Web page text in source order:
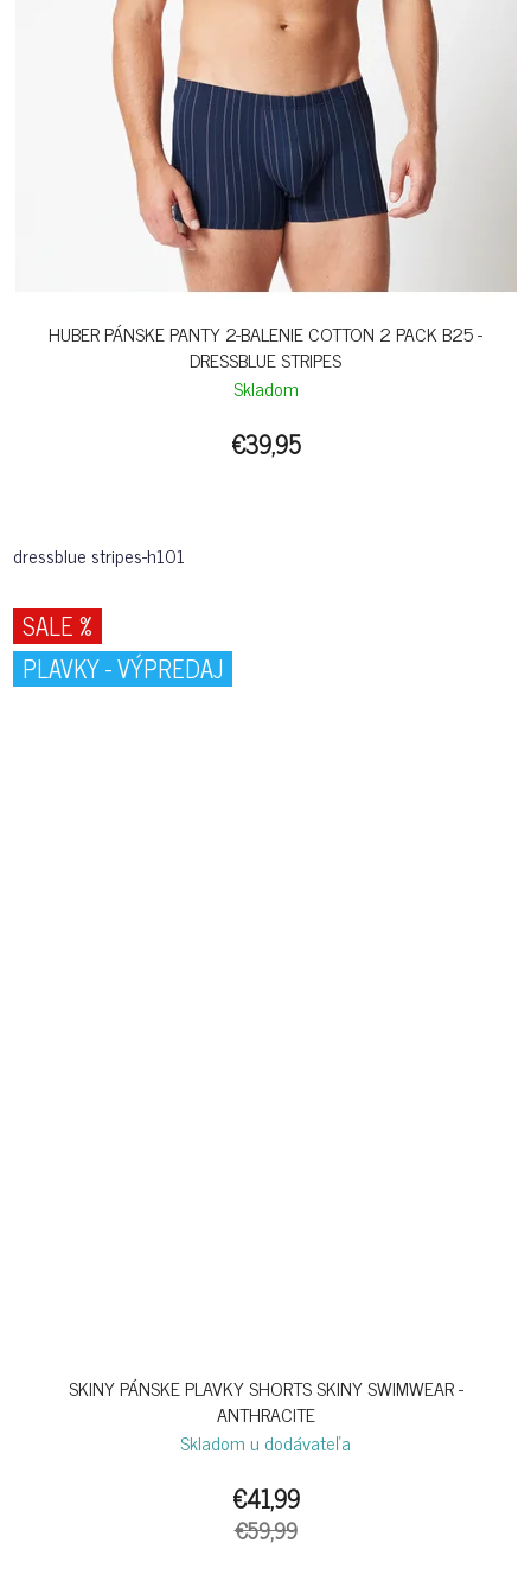
HUBER PÁNSKE PANTY 2-BALENIE COTTON 2 PACK B25 -
DRESSBLUE STRIPES
Skladom
€39,95
dressblue stripes-h101
SALE %
PLAVKY - VÝPREDAJ
SKINY PÁNSKE PLAVKY SHORTS SKINY SWIMWEAR -
ANTHRACITE
Skladom u dodávateľa
€41,99
€59,99